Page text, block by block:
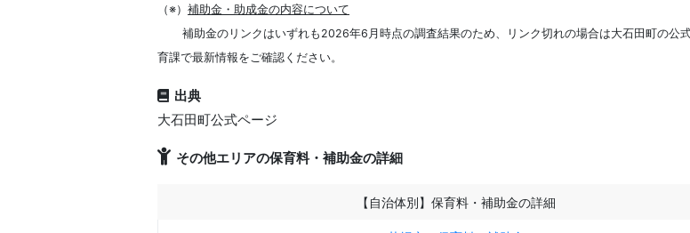
（※） 補助金・助成金の内容について
補助金のリンクはいずれも2026年6月時点の調査結果のため、リンク切れの場合は大石田町の公
育課で最新情報をご確認ください。
出典
大石田町公式ページ
その他エリアの保育料・補助金の詳細
【自治体別】保育料・補助金の詳細